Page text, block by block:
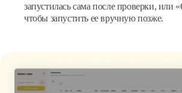
запустилась сама после проверки, или
чтобы запустить ее вручную позже.